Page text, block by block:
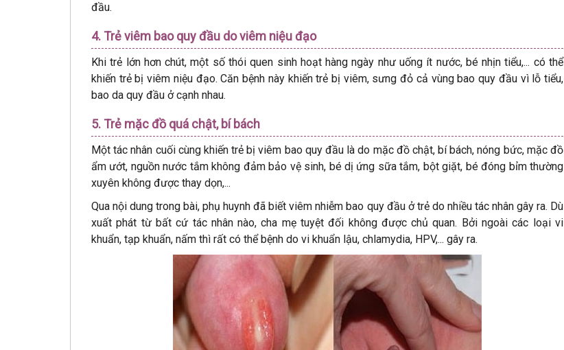
đầu.
4. Trẻ viêm bao quy đầu do viêm niệu đạo
Khi trẻ lớn hơn chút, một số thói quen sinh hoạt hàng ngày như uống ít nước, bé nhịn tiểu,... có thể
khiến trẻ bị viêm niệu đạo. Căn bệnh này khiến trẻ bị viêm, sưng đỏ cả vùng bao quy đầu vì lỗ tiểu,
bao da quy đầu ở cạnh nhau.
5. Trẻ mặc đồ quá chật, bí bách
Một tác nhân cuối cùng khiến trẻ bị viêm bao quy đầu là do mặc đồ chật, bí bách, nóng bức, mặc đồ
ẩm ướt, nguồn nước tắm không đảm bảo vệ sinh, bé dị ứng sữa tắm, bột giặt, bé đóng bỉm thường
xuyên không được thay dọn,...
Qua nội dung trong bài, phụ huynh đã biết viêm nhiễm bao quy đầu ở trẻ do nhiều tác nhân gây ra. Dù
xuất phát từ bất cứ tác nhân nào, cha mẹ tuyệt đối không được chủ quan. Bởi ngoài các loại vi
khuẩn, tạp khuẩn, nấm thì rất có thể bệnh do vi khuẩn lậu, chlamydia, HPV,... gây ra.